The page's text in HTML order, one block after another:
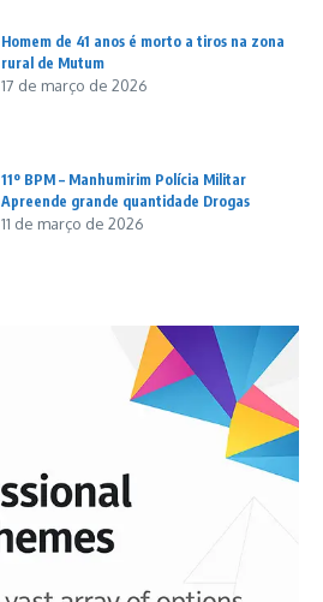
Homem de 41 anos é morto a tiros na zona
rural de Mutum
17 de março de 2026
11º BPM – Manhumirim Polícia Militar
Apreende grande quantidade Drogas
11 de março de 2026